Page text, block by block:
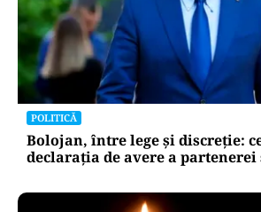
POLITICĂ
Bolojan, între lege și discreție:
declarația de avere a partenerei